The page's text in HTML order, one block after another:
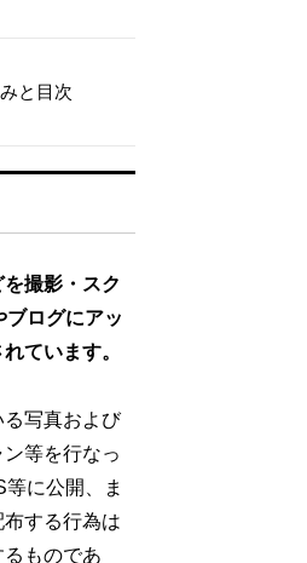
と目次
撮影・スク
ブログにアッ
ています。
写真および
等を行なっ
に公開、ま
する行為は
ものであ